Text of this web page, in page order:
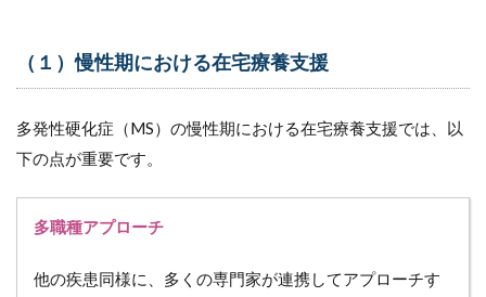
（１）慢性期における在宅療養支援
多発性硬化症（MS）の慢性期における在宅療養支援では、以
下の点が重要です。
多職種アプローチ
他の疾患同様に、多くの専門家が連携してアプローチす